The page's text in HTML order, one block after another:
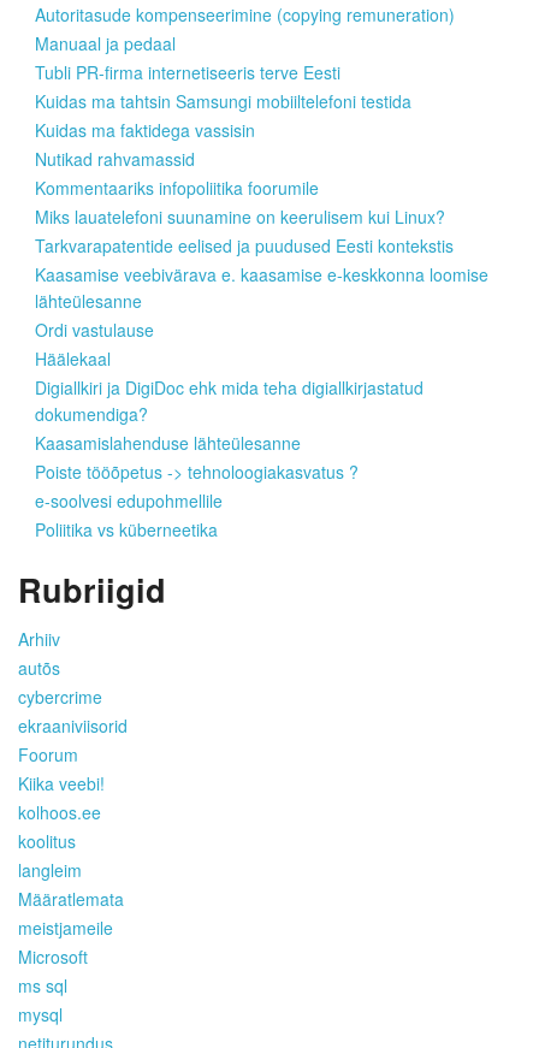
Autoritasude kompenseerimine (copying remuneration)
Manuaal ja pedaal
Tubli PR-firma internetiseeris terve Eesti
Kuidas ma tahtsin Samsungi mobiiltelefoni testida
Kuidas ma faktidega vassisin
Nutikad rahvamassid
Kommentaariks infopoliitika foorumile
Miks lauatelefoni suunamine on keerulisem kui Linux?
Tarkvarapatentide eelised ja puudused Eesti kontekstis
Kaasamise veebivärava e. kaasamise e-keskkonna loomise
lähteülesanne
Ordi vastulause
Häälekaal
Digiallkiri ja DigiDoc ehk mida teha digiallkirjastatud
dokumendiga?
Kaasamislahenduse lähteülesanne
Poiste tööõpetus -> tehnoloogiakasvatus ?
e-soolvesi edupohmellile
Poliitika vs küberneetika
Rubriigid
Arhiiv
autõs
cybercrime
ekraaniviisorid
Foorum
Kiika veebi!
kolhoos.ee
koolitus
langleim
Määratlemata
meistjameile
Microsoft
ms sql
mysql
netiturundus